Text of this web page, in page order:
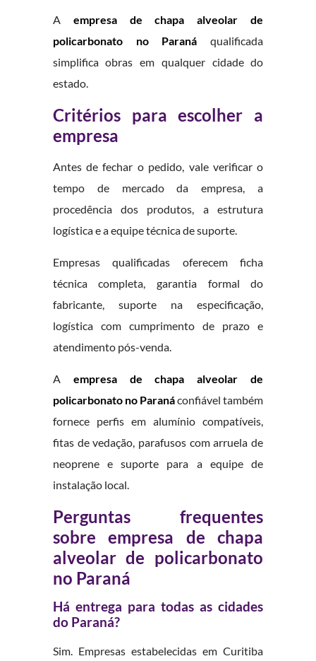
A empresa de chapa alveolar de
policarbonato no Paraná qualificada
simplifica obras em qualquer cidade do
estado.
Critérios para escolher a
empresa
Antes de fechar o pedido, vale verificar o
tempo de mercado da empresa, a
procedência dos produtos, a estrutura
logística e a equipe técnica de suporte.
Empresas qualificadas oferecem ficha
técnica completa, garantia formal do
fabricante, suporte na especificação,
logística com cumprimento de prazo e
atendimento pós-venda.
A empresa de chapa alveolar de
policarbonato no Paranáconfiável também
fornece perfis em alumínio compatíveis,
fitas de vedação, parafusos com arruela de
neoprene e suporte para a equipe de
instalação local.
Perguntas frequentes
sobre empresa de chapa
alveolar de policarbonato
no Paraná
Há entrega para todas as cidades
do Paraná?
Sim. Empresas estabelecidas em Curitiba